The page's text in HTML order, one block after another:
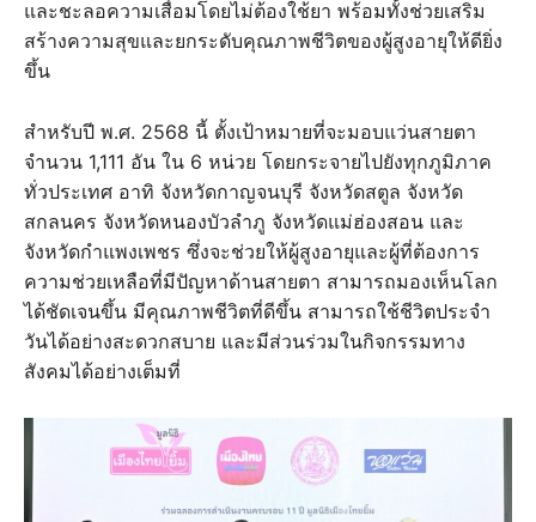
และชะลอความเสื่อมโดยไม่ต้องใช้ยา พร้อมทั้งช่วยเสริม
สร้างความสุขและยกระดับคุณภาพชีวิตของผู้สูงอายุให้ดียิ่ง
ขึ้น
สำหรับปี พ.ศ. 2568 นี้ ตั้งเป้าหมายที่จะมอบแว่นสายตา
จำนวน 1,111 อัน ใน 6 หน่วย โดยกระจายไปยังทุกภูมิภาค
ทั่วประเทศ อาทิ จังหวัดกาญจนบุรี จังหวัดสตูล จังหวัด
สกลนคร จังหวัดหนองบัวลำภู จังหวัดแม่ฮ่องสอน และ
จังหวัดกำแพงเพชร ซึ่งจะช่วยให้ผู้สูงอายุและผู้ที่ต้องการ
ความช่วยเหลือที่มีปัญหาด้านสายตา สามารถมองเห็นโลก
ได้ชัดเจนขึ้น มีคุณภาพชีวิตที่ดีขึ้น สามารถใช้ชีวิตประจำ
วันได้อย่างสะดวกสบาย และมีส่วนร่วมในกิจกรรมทาง
สังคมได้อย่างเต็มที่